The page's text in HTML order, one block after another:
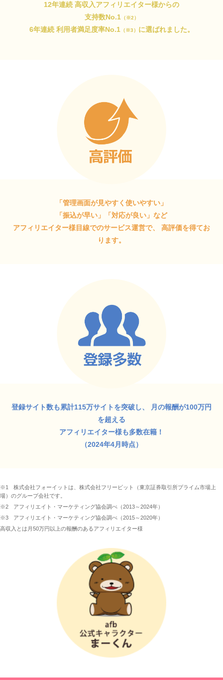
12年連続 高収入アフィリエイター様からの
支持数No.1（※2）
6年連続 利用者満足度率No.1（※3） に選ばれました。
「管理画面が見やすく使いやすい」
「振込が早い」「対応が良い」など
アフィリエイター様目線でのサービス運営で、
高評価を得てお
ります。
登録サイト数も累計115万サイトを突破し、
月の報酬が100万円
を超える
アフィリエイター様も多数在籍！
（2024年4月時点）
※1
株式会社フォーイットは、株式会社フリービット（東京証券取引所プライム市場上
場）のグループ会社です。
※2
アフィリエイト・マーケティング協会調べ（2013～2024年）
※3
アフィリエイト・マーケティング協会調べ（2015～2020年）
高収入とは月50万円以上の報酬のあるアフィリエイター様